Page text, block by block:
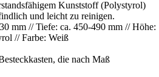
Kunststoff (Polystyrol)
und leicht zu reinigen.
mm // Tiefe: ca. 450-490 mm // Höhe:
// Farbe: Weiß
die nach Maß